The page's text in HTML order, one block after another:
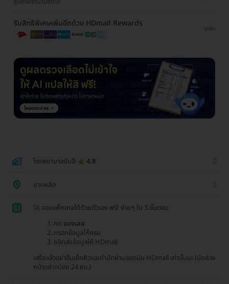
รับสิทธิพิเศษเพิ่มอีกด้วย HDmall Rewards
ดูเพิ่ม
โรงพยาบาลยันฮี 4.8
บางพลัด
1
🚀 จองแพ็กเกจได้ด้วยตัวเอง ฟรี! ง่ายๆ ใน 3 ขั้นตอน
กด จองเลย
กรอกข้อมูลให้ครบ
คลิกส่งข้อมูลให้ HDmall
เสร็จแล้วอย่าลืมเช็กคิวและทำนัดผ่านแอดมิน HDmall เท่านั้นนะ (นัดล่วง
หน้าอย่างน้อย 24 ชม.)